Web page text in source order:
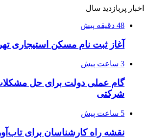
اخبار پربازدید سال
48 دقیقه پیش
آغاز ثبت‌ نام مسکن استیجاری
3 ساعت پیش
گام عملی دولت برای حل
شرکتی
5 ساعت پیش
نقشه راه کارشناسان برای